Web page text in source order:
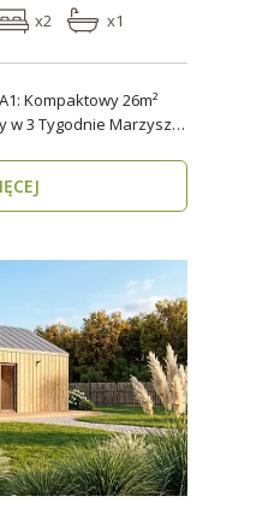
x2 x1
Kompaktowy 26m²
Marzysz o